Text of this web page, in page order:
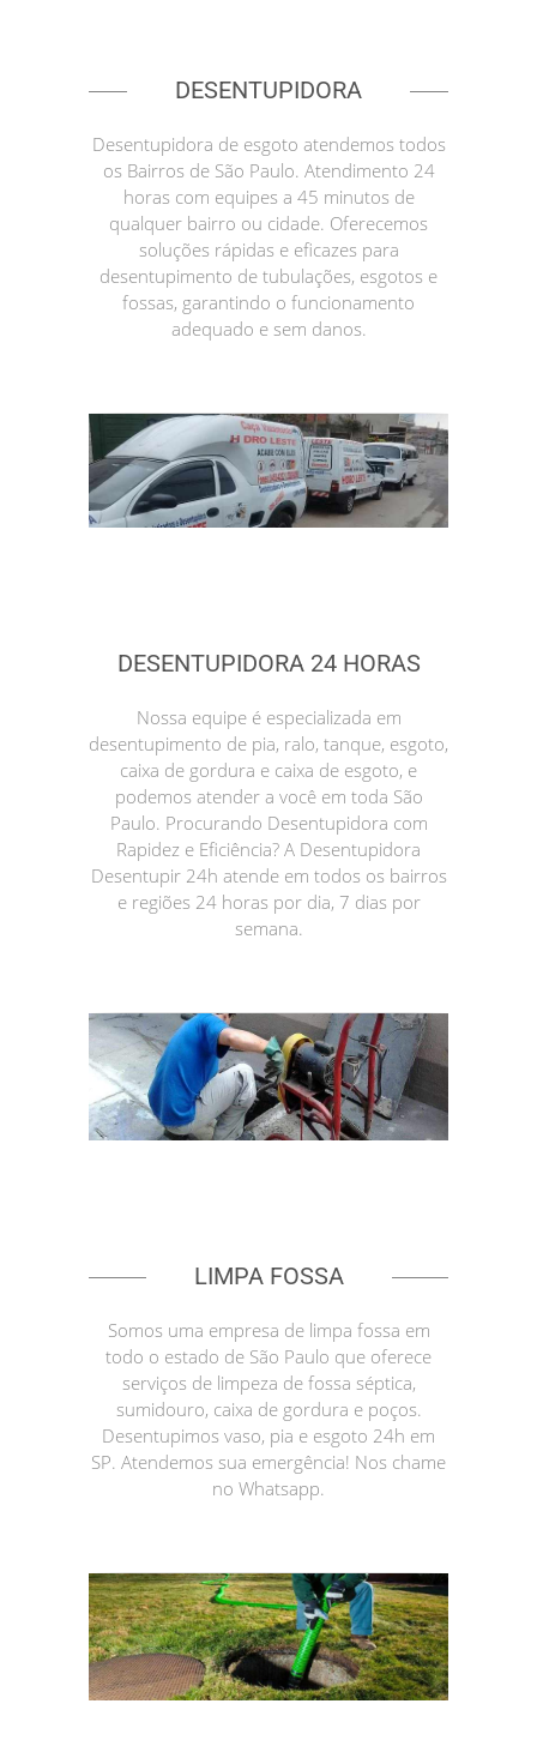
DESENTUPIDORA
Desentupidora de esgoto atendemos todos
os Bairros de São Paulo. Atendimento 24
horas com equipes a 45 minutos de
qualquer bairro ou cidade. Oferecemos
soluções rápidas e eficazes para
desentupimento de tubulações, esgotos e
fossas, garantindo o funcionamento
adequado e sem danos.
DESENTUPIDORA 24 HORAS
Nossa equipe é especializada em
desentupimento de pia, ralo, tanque, esgoto,
caixa de gordura e caixa de esgoto, e
podemos atender a você em toda São
Paulo. Procurando Desentupidora com
Rapidez e Eficiência? A Desentupidora
Desentupir 24h atende em todos os bairros
e regiões 24 horas por dia, 7 dias por
semana.
LIMPA FOSSA
Somos uma empresa de limpa fossa em
todo o estado de São Paulo que oferece
serviços de limpeza de fossa séptica,
sumidouro, caixa de gordura e poços.
Desentupimos vaso, pia e esgoto 24h em
SP. Atendemos sua emergência! Nos chame
no Whatsapp.